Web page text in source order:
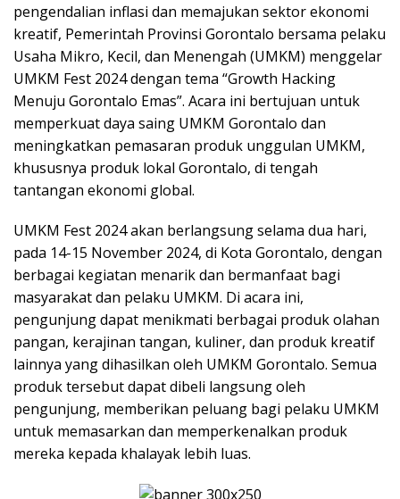
pengendalian inflasi dan memajukan sektor ekonomi
kreatif, Pemerintah Provinsi Gorontalo bersama pelaku
Usaha Mikro, Kecil, dan Menengah (UMKM) menggelar
UMKM Fest 2024dengan tema “Growth Hacking
Menuju Gorontalo Emas”. Acara ini bertujuan untuk
memperkuat daya saing UMKM Gorontalo dan
meningkatkan pemasaran produk unggulan UMKM,
khususnya produk lokal Gorontalo, di tengah
tantangan ekonomi global.
UMKM Fest 2024 akan berlangsung selama dua hari,
pada 14-15 November 2024, di Kota Gorontalo, dengan
berbagai kegiatan menarik dan bermanfaat bagi
masyarakat dan pelaku UMKM. Di acara ini,
pengunjung dapat menikmati berbagai produk olahan
pangan, kerajinan tangan, kuliner, dan produk kreatif
lainnya yang dihasilkan oleh UMKM Gorontalo. Semua
produk tersebut dapat dibeli langsung oleh
pengunjung, memberikan peluang bagi pelaku UMKM
untuk memasarkan dan memperkenalkan produk
mereka kepada khalayak lebih luas.